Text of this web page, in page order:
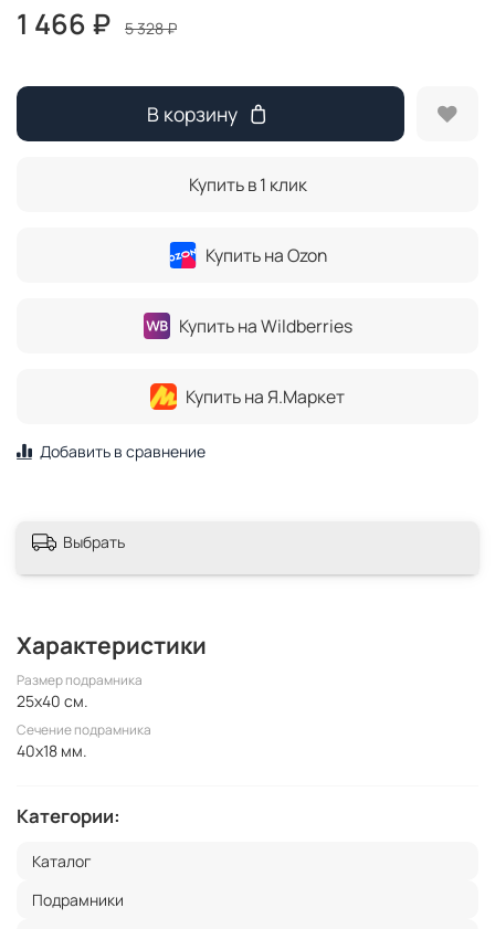
1 466 ₽ 5 328 ₽
В корзину
Купить в 1 клик
Купить на Ozon
Купить на Wildberries
Купить на Я.Маркет
Добавить в сравнение
Выбрать
Характеристики
Размер подрамника
25x40 см.
Сечение подрамника
40x18 мм.
Категории:
Каталог
Подрамники